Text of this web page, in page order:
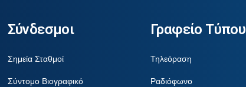
Σύνδεσμοι
Σημεία Σταθμοί
Σύντομο Βιογραφικό
Γραφείο Τύπου
Τηλεόραση
Ραδιόφωνο